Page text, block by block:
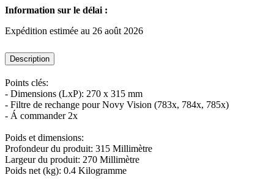
Information sur le délai :
Expédition estimée au 26 août 2026
Description
Points clés:
- Dimensions (LxP): 270 x 315 mm
- Filtre de rechange pour Novy Vision (783x, 784x, 785x)
- Á commander 2x
Poids et dimensions:
Profondeur du produit: 315 Millimètre
Largeur du produit: 270 Millimètre
Poids net (kg): 0.4 Kilogramme